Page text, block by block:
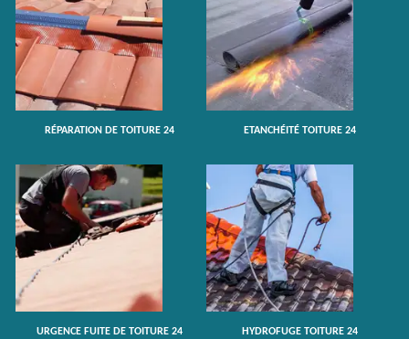
RÉPARATION DE TOITURE 24 ETANCHÉITÉ TOITURE 24
URGENCE FUITE DE TOITURE 24 HYDROFUGE TOITURE 24